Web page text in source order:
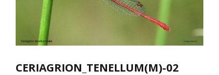
CERIAGRION_TENELLUM(M)-02